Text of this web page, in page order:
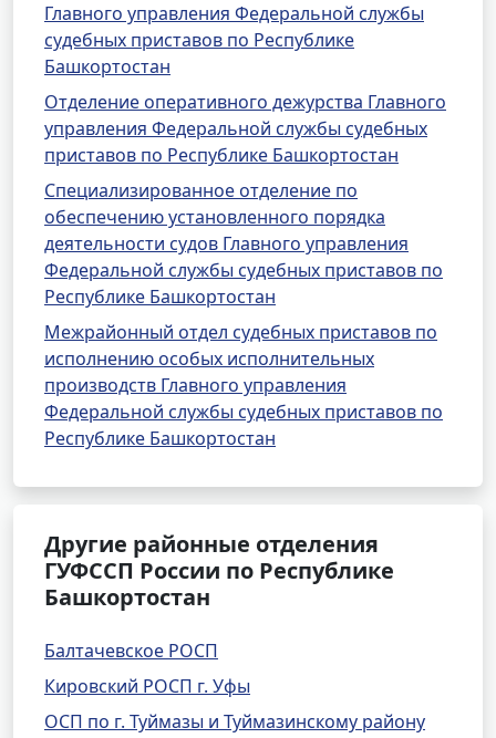
Главного управления Федеральной службы
судебных приставов по Республике
Башкортостан
Отделение оперативного дежурства Главного
управления Федеральной службы судебных
приставов по Республике Башкортостан
Специализированное отделение по
обеспечению установленного порядка
деятельности судов Главного управления
Федеральной службы судебных приставов по
Республике Башкортостан
Межрайонный отдел судебных приставов по
исполнению особых исполнительных
производств Главного управления
Федеральной службы судебных приставов по
Республике Башкортостан
Другие районные отделения
ГУФССП России по Республике
Башкортостан
Балтачевское РОСП
Кировский РОСП г. Уфы
ОСП по г. Туймазы и Туймазинскому району